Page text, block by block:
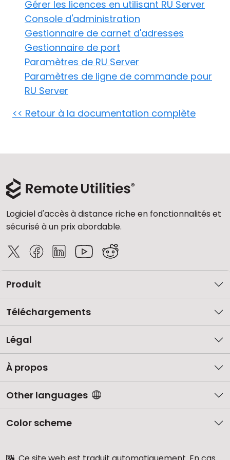
Gérer les licences en utilisant RU Server
Console d'administration
Gestionnaire de carnet d'adresses
Gestionnaire de port
Paramètres de RU Server
Paramètres de ligne de commande pour
RU Server
<< Retour à la documentation complète
Logiciel d'accès à distance riche en fonctionnalités et
sécurisé à un prix abordable.
Produit
Téléchargements
Légal
À propos
Other languages
Color scheme
Cloud et sur site